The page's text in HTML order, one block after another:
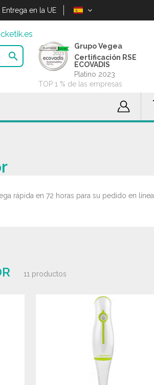
Entrega en la UE

Grupo Vegea
Certificación RSE
ECOVADIS
Platino 2023
TOP 1 % de las empresas
rápida en 72 horas para su pedido en línea
11 productos